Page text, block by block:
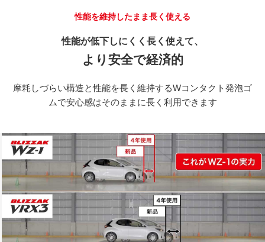
性能を維持したまま長く使える
性能が低下しにくく長く使えて、
より安全で経済的
摩耗しづらい構造と性能を長く維持するWコンタクト発泡ゴ
ムで安心感はそのままに長く利用できます